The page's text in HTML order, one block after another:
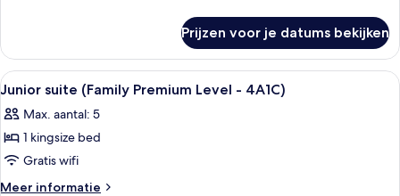
Prijzen voor je datums bekijken
Alle
foto's
voor
Junior
suite
(Family
Een hotelkamer met twee bedden,
4
Junior suite (Family Premium Level - 4A1C)
Max. aantal: 5
1 kingsize bed
Gratis wifi
Meer informatie
Meer